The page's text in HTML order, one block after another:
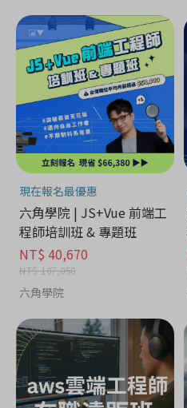
現在報名最優惠
六角學院 | JS+Vue 前端工
程師培訓班 & 專題班
NT$ 40,670
NT$ 107,050
六角學院